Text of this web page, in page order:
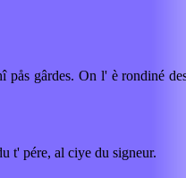
gârdes. On l' è rondiné
t' pére, al ciye du signeur.